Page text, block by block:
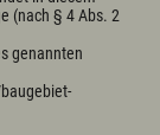
(nach § 4 Abs. 2
genannten